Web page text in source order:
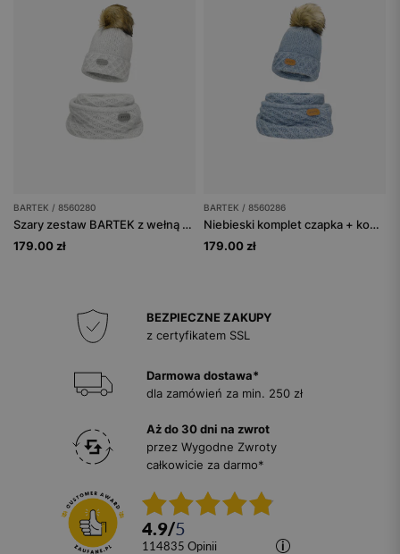
BARTEK / 8560280
Szary zestaw BARTEK z wełną merino 85602-80 czapka z puchatym pomponem + komin
179.00 zł
BARTEK / 8560286
Niebieski komplet czapka + komin BARTEK 85602-86 z wełny merino
179.00 zł
BEZPIECZNE ZAKUPY
z certyfikatem SSL
Darmowa dostawa*
dla zamówień za min. 250 zł
Aż do 30 dni na zwrot
przez Wygodne Zwroty
całkowicie za darmo*
4.9/5
114835 opinii